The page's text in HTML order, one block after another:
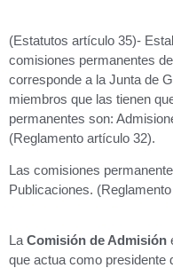
(Estatutos artículo 35)-
comisiones permanentes
corresponde a la Junta de
miembros que las tienen
permanentes son:
(Reglamento artículo 32).
Las comisiones
Publicaciones.
La Comisión de Admisión
que actua como presidente